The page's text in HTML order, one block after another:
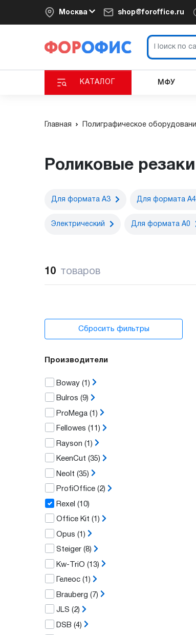
Москва shop@foroffice.ru
КАТАЛОГ МФУ
Главная Полиграфическое
Роликовые
Для формата А3 Для формата А4
Электрический Для формата А0
10 товаров
Сбросить фильтры
Производители
Boway (1)
Bulros (9)
ProMega (1)
Fellowes (11)
Rayson (1)
KeenCut (35)
Neolt (35)
ProfiOffice (2)
Rexel (10)
Office Kit (1)
Opus (1)
Steiger (8)
Kw-TriO (13)
Гелеос (1)
Brauberg (7)
JLS (2)
DSB (4)